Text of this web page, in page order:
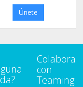
Únete
Colabora
con
Teaming